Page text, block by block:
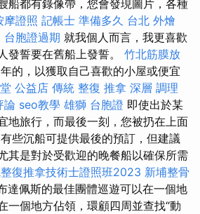
船都有錄像帶，您會發現圖片，各種
摩證照 記帳士 準備多久 台北 外燴
台胞證過期 就我個人而言，我更喜歡
發誓要在舊船上發誓。 竹北筋膜放
的，以獲取自己喜歡的小屋或便宜
公益店 傳統 整復 推拿 深層 調理
論 seo教學 雄獅 台胞證 即使出於某
地旅行，而最後一刻，您被扔在上面
些沉船可提供最後的預訂，但建議
其是對於受歡迎的晚餐船以確保所需
復推拿技術士證照班2023 新埔整骨
達佩斯的最佳團體巡遊可以在一個地
一個地方佔領，環顧四周並查找“動